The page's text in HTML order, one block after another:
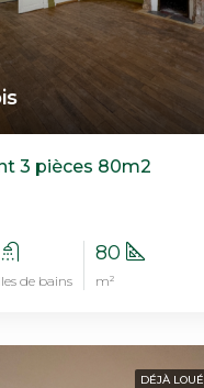
3 pièces 80m2
de bains
80
m²
DÉJÀ LOUÉ